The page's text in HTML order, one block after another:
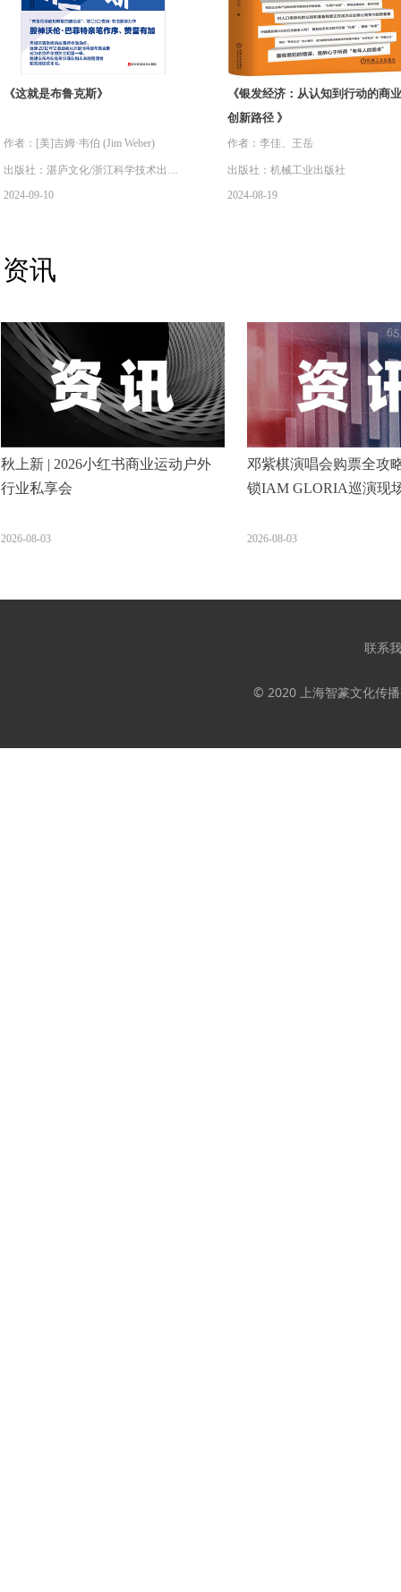
《这就是布鲁克斯》
作者：[美]吉姆·韦伯 (Jim Weber)
出版社：湛庐文化/浙江科学技术出版
社
2024-09-10
《银发经济：从认知到行动的商业
创新路径 》
作者：李佳、王岳
出版社：机械工业出版社
2024-08-19
资讯
秋上新 | 2026小红书商业运动户外
行业私享会
2026-08-03
邓紫棋演唱会购票全攻
锁IAM GLORIA巡演现
2026-08-03
联系
© 2020 上海智篆文化传